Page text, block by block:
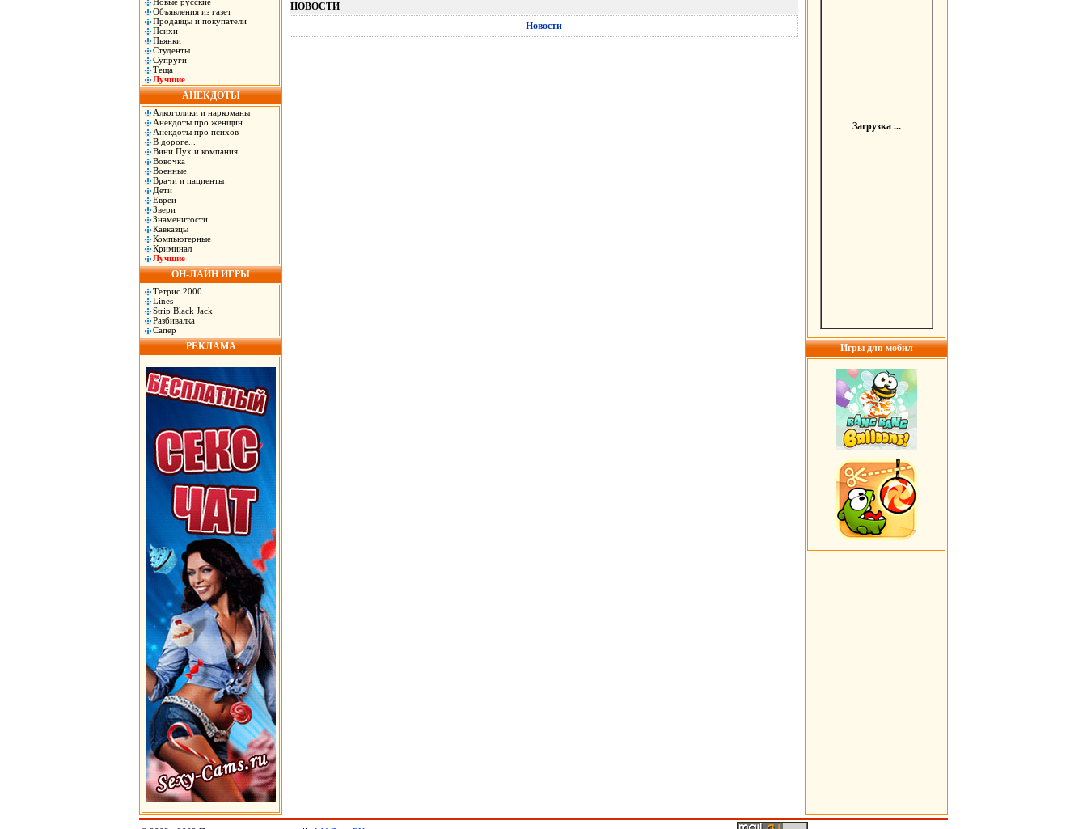
Объявления из газет
Продавцы и покупатели
Психи
Пьянки
Студенты
Супруги
Теща
Лучшие
АНЕКДОТЫ
Алкоголики и наркоманы
Анекдоты про женщин
Анекдоты про психов
В дороге...
Вини Пух и компания
Вовочка
Военные
Врачи и пациенты
Дети
Евреи
Звери
Знаменитости
Кавказцы
Компьютерные
Криминал
Лучшие
ОН-ЛАЙН ИГРЫ
Тетрис 2000
Lines
Strip Black Jack
Разбивалка
Сапер
РЕКЛАМА
НОВОСТИ
Новости
Загрузка ...
Игры для мобил